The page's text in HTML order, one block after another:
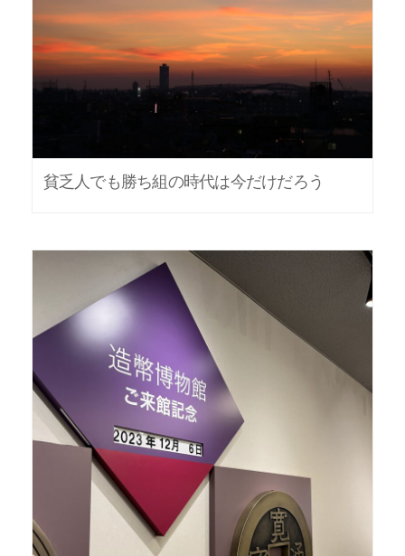
貧乏人でも勝ち組の時代は今だけだろう